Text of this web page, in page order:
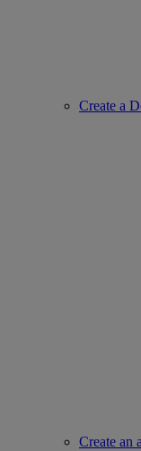
Create a
Create an